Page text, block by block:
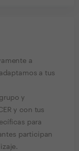
a
a tus
y
y con tus
para
participan